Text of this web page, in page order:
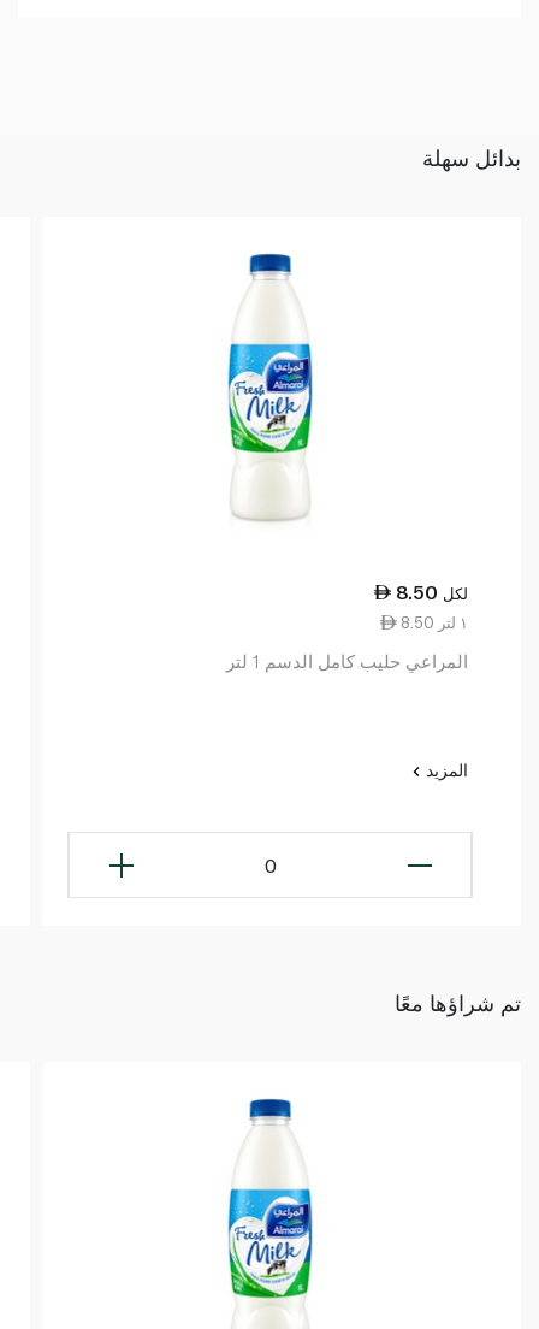
بدائل سهلة
8.50 لكل
8.50 ١ لتر
المراعي حليب كامل الدسم 1 لتر
المزيد
0
تم شراؤها معًا